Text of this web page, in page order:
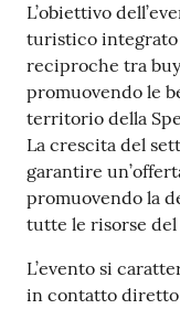
L’obiettivo
turistico integrato
reciproche tra
promuovendo le
territorio della
La crescita del
garantire
promuovendo la
tutte le risorse
L’evento si
in contatto diretto